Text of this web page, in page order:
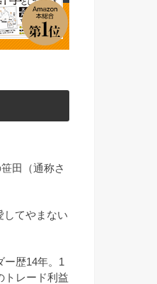
田（通称さ
してやまない
ー歴14年。1
トレード利益